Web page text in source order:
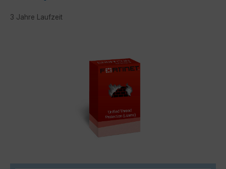
3 Jahre Laufzeit